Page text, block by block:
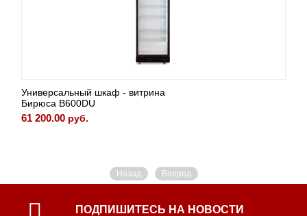
Универсальный шкаф - витрина
Бирюса B600DU
61 200.00 руб.
Назад Вперед
ПОДПИШИТЕСЬ НА НОВОСТИ